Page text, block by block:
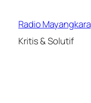
Radio Mayangkara
Kritis & Solutif